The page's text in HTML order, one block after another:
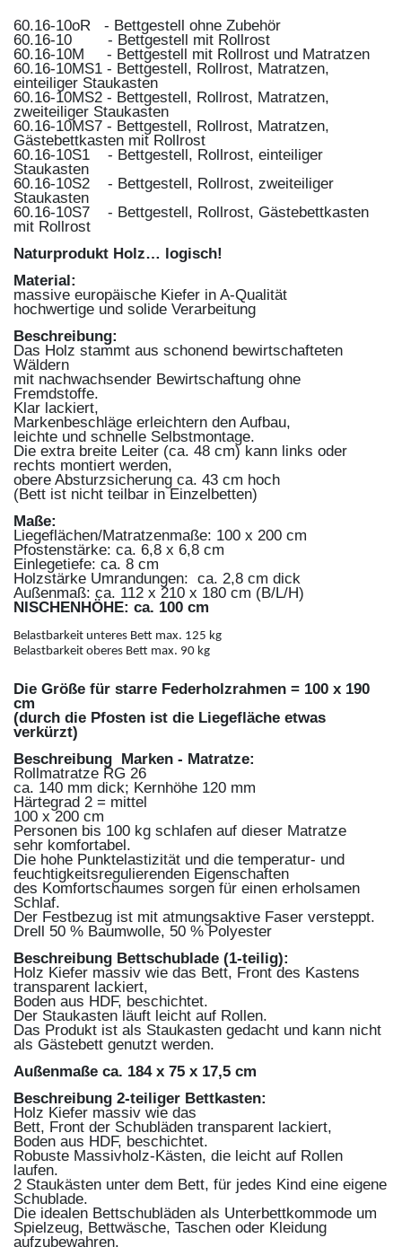
60.16-10oR - Bettgestell ohne Zubehör
60.16-10 - Bettgestell mit Rollrost
60.16-10M - Bettgestell mit Rollrost und Matratzen
60.16-10MS1 - Bettgestell, Rollrost, Matratzen,
einteiliger Staukasten
60.16-10MS2 - Bettgestell, Rollrost, Matratzen,
zweiteiliger Staukasten
60.16-10MS7 - Bettgestell, Rollrost, Matratzen,
Gästebettkasten mit Rollrost
60.16-10S1 - Bettgestell, Rollrost, einteiliger
Staukasten
60.16-10S2 - Bettgestell, Rollrost, zweiteiliger
Staukasten
60.16-10S7 - Bettgestell, Rollrost, Gästebettkasten
mit Rollrost
Naturprodukt Holz… logisch!
Material:
massive europäische Kiefer in A-Qualität
hochwertige und solide Verarbeitung
Beschreibung:
Das Holz stammt aus schonend bewirtschafteten
Wäldern
mit nachwachsender Bewirtschaftung ohne
Fremdstoffe.
Klar lackiert,
Markenbeschläge erleichtern den Aufbau,
leichte und schnelle Selbstmontage.
Die extra breite Leiter (ca. 48 cm) kann links oder
rechts montiert werden,
obere Absturzsicherung ca. 43 cm hoch
(Bett ist nicht teilbar in Einzelbetten)
Maße:
Liegeflächen/Matratzenmaße: 100 x 200 cm
Pfostenstärke: ca. 6,8 x 6,8 cm
Einlegetiefe: ca. 8 cm
Holzstärke Umrandungen: ca. 2,8 cm dick
Außenmaß: ca. 112 x 210 x 180 cm (B/L/H)
NISCHENHÖHE: ca. 100 cm
Belastbarkeit unteres Bett max. 125 kg
Belastbarkeit oberes Bett max. 90 kg
Die Größe für starre Federholzrahmen = 100 x 190
cm
(durch die Pfosten ist die Liegefläche etwas
verkürzt)
Beschreibung Marken - Matratze:
Rollmatratze RG 26
ca. 140 mm dick; Kernhöhe 120 mm
Härtegrad 2 = mittel
100 x 200 cm
Personen bis 100 kg schlafen auf dieser Matratze
sehr komfortabel.
Die hohe Punktelastizität und die temperatur- und
feuchtigkeitsregulierenden Eigenschaften
des Komfortschaumes sorgen für einen erholsamen
Schlaf.
Der Festbezug ist mit atmungsaktive Faser versteppt.
Drell 50 % Baumwolle, 50 % Polyester
Beschreibung Bettschublade (1-teilig):
Holz Kiefer massiv wie das Bett, Front des Kastens
transparent lackiert,
Boden aus HDF, beschichtet.
Der Staukasten läuft leicht auf Rollen.
Das Produkt ist als Staukasten gedacht und kann nicht
als Gästebett genutzt werden.
Außenmaße ca. 184 x 75 x 17,5 cm
Beschreibung 2-teiliger Bettkasten:
Holz Kiefer massiv wie das
Bett, Front der Schubläden transparent lackiert,
Boden aus HDF, beschichtet.
Robuste Massivholz-Kästen, die leicht auf Rollen
laufen.
2 Staukästen unter dem Bett, für jedes Kind eine eigene
Schublade.
Die idealen Bettschubläden als Unterbettkommode um
Spielzeug, Bettwäsche, Taschen oder Kleidung
aufzubewahren.